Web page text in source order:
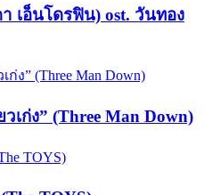
เอ็นโดรฟิน) ost. วันทอง
เก่ง” (Three Man Down)